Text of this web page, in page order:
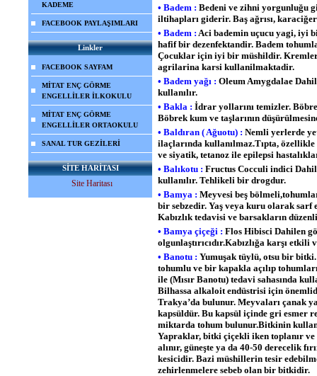
KADEME
FACEBOOK PAYLAŞIMLARI
Linkler
FACEBOOK SAYFAM
MİTAT ENÇ GÖRME
ENGELLİLER İLKOKULU
MİTAT ENÇ GÖRME
ENGELLİLER ORTAOKULU
SANAL TUR GEZİLERİ
SİTE HARİTASI
Site Haritası
• Badem : Bedeni ve zihni yorgunluğu
iltihapları giderir. Baş ağrısı,
• Badem : Aci bademin uçucu yagi, iyi
hafif bir dezenfektandir. Badem
Çocuklar için iyi bir müshildir.
agrilarina karsi kullanilmaktadir.
• Badem yağı : Oleum Amygdalae
kullanılır.
• Bakla : İdrar yollarını temizler.
Böbrek kum ve taşlarının
• Baldıran ( Ağuotu) : Nemli yerlerde
ilaçlarında kullanılmaz.Tıpta,
ve siyatik, tetanoz ile epilepsi
• Balıkotu : Fructus Cocculi indici
kullanılır. Tehlikeli bir drogdur.
• Bamya : Meyvesi beş
bir sebzedir. Yaş veya kuru olarak sarf
Kabızlık tedavisi ve barsakların
• Bamya çiçeği : Flos Hibisci Dahilen
olgunlaştırıcıdır.Kabızlığa karşı
• Banotu : Yumuşak tüylü, otsu bir
tohumlu ve bir kapakla açılıp
ile (Mısır Banotu) tedavi sahasında
Bilhassa alkaloit endüstrisi için
Trakya’da bulunur. Meyvaları çanak
kapsüldür. Bu kapsül içinde gri esmer
miktarda tohum bulunur.Bitkinin
Yapraklar, bitki çiçekli iken toplanır
alınır, güneşte ya da 40-50 derecelik
kesicidir. Bazi müshillerin tesir
zehirlenmelere sebeb olan bir bitkidir.